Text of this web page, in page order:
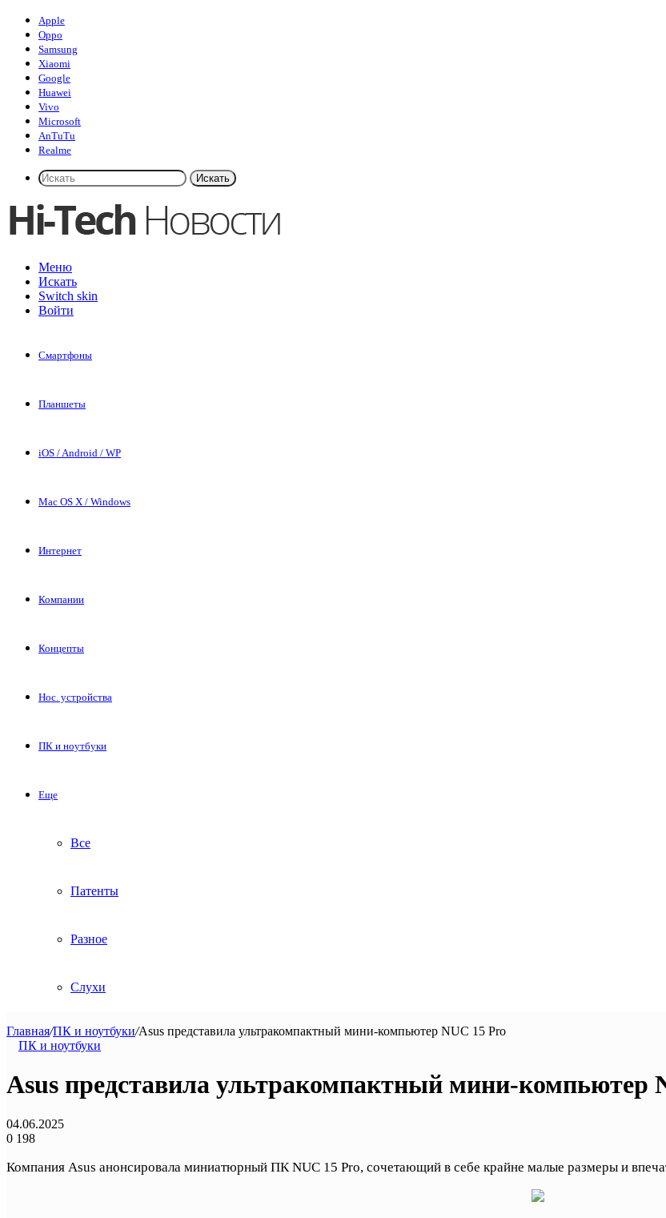
Apple
Oppo
Samsung
Xiaomi
Google
Huawei
Vivo
Microsoft
AnTuTu
Realme
Искать
Меню
Искать
Switch skin
Войти
Смартфоны
Планшеты
iOS / Android / WP
Mac OS X / Windows
Интернет
Компании
Концепты
Нос. устройства
ПК и ноутбуки
Еще
Все
Патенты
Разное
Слухи
Главная/ПК и ноутбуки/Asus представила ультракомпактный мини-компьютер NUC 15 Pro
ПК и ноутбуки
Asus представила ультракомпактный мини-компьютер
04.06.2025
0 198
Компания Asus анонсировала миниатюрный ПК NUC 15 Pro, сочетающий в себе крайне малые размеры и